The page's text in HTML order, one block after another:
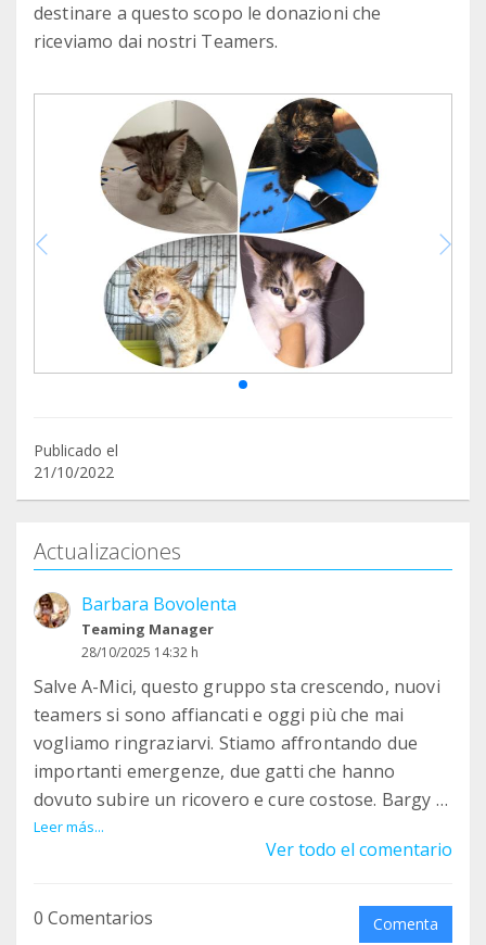
destinare a questo scopo le donazioni che
riceviamo dai nostri Teamers.
Publicado el
21/10/2022
Actualizaciones
Barbara Bovolenta
Teaming Manager
28/10/2025 14:32 h
Salve A-Mici, questo gruppo sta crescendo, nuovi
teamers si sono affiancati e oggi più che mai
vogliamo ringraziarvi. Stiamo affrontando due
importanti emergenze, due gatti che hanno
dovuto subire un ricovero e cure costose. Bargy è
stato soccorso con una zampa fratturata,
probabilmente investito. Durante un intervento
titanio e una volta guarito potrà condurre una
Leer más...
Ver todo el comentario
0 Comentarios Comenta